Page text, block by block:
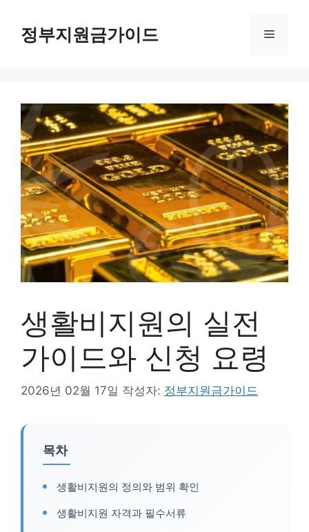
정부지원금가이드 메
생활비지원의 실전
가이드와 신청 요령
2026년 02월 17일 작성자: 정부지원금가이드
목차
생활비지원의 정의와 범위 확인
생활비지원 자격과 필수서류